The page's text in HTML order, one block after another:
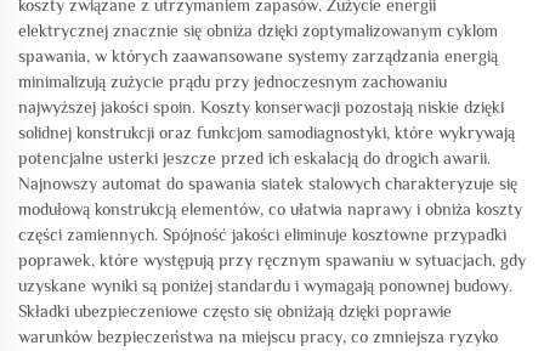
koszty związane z utrzymaniem zapasów. Zużycie energii
elektrycznej znacznie się obniża dzięki zoptymalizowanym cyklom
spawania, w których zaawansowane systemy zarządzania energią
minimalizują zużycie prądu przy jednoczesnym zachowaniu
najwyższej jakości spoin. Koszty konserwacji pozostają niskie dzięki
solidnej konstrukcji oraz funkcjom samodiagnostyki, które wykrywają
potencjalne usterki jeszcze przed ich eskalacją do drogich awarii.
Najnowszy automat do spawania siatek stalowych charakteryzuje się
modułową konstrukcją elementów, co ułatwia naprawy i obniża koszty
części zamiennych. Spójność jakości eliminuje kosztowne przypadki
poprawek, które występują przy ręcznym spawaniu w sytuacjach, gdy
uzyskane wyniki są poniżej standardu i wymagają ponownej budowy.
Składki ubezpieczeniowe często się obniżają dzięki poprawie
warunków bezpieczeństwa na miejscu pracy, co zmniejsza ryzyko